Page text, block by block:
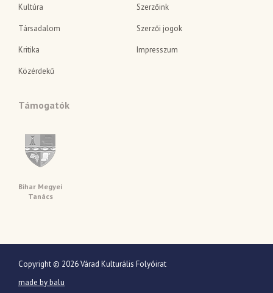
Kultúra
Társadalom
Kritika
Közérdekű
Szerzőink
Szerzői jogok
Impresszum
Támogatók
Bihar Megyei
Tanács
Copyright © 2026 Várad Kulturális Folyóirat
made by balu